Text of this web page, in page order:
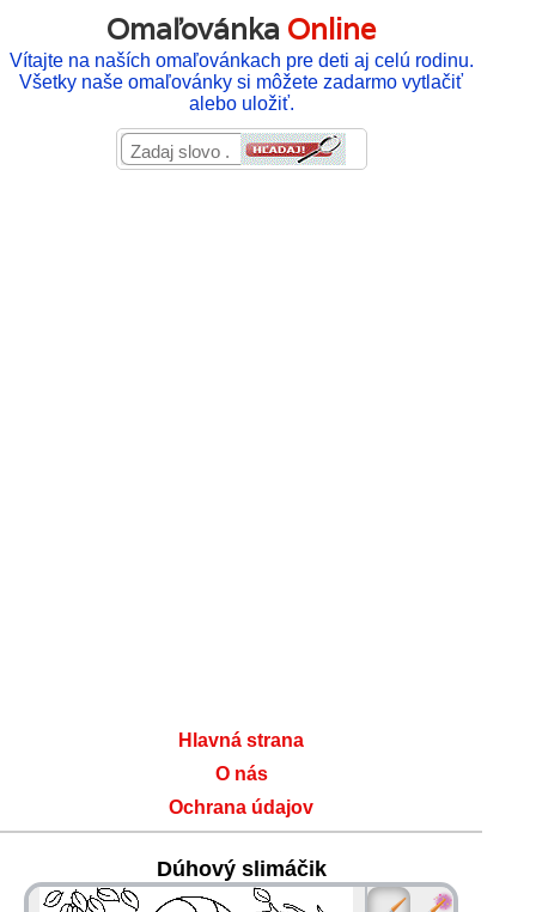
Omaľovánka Online
Vítajte na naších omaľovánkach pre deti aj celú rodinu.
Všetky naše omaľovánky si môžete zadarmo vytlačiť
alebo uložiť.
Hlavná strana
O nás
Ochrana údajov
Dúhový slimáčik
36